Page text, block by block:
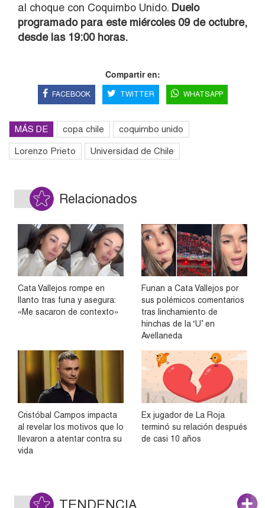
al choque con Coquimbo Unido. Duelo
programado para este miércoles 09 de octubre,
desde las 19:00 horas.
Compartir en:
FACEBOOK TWITTER WHATSAPP
MÁS DE copa chile coquimbo unido
Lorenzo Prieto Universidad de Chile
Relacionados
Cata Vallejos rompe en
llanto tras funa y asegura:
«Me sacaron de contexto»
Funan a Cata Vallejos por
sus polémicos comentarios
tras linchamiento de
hinchas de la ‘U’ en
Avellaneda
Cristóbal Campos impacta
al revelar los motivos que lo
llevaron a atentar contra su
vida
Ex jugador de La Roja
terminó su relación después
de casi 10 años
TENDENCIA